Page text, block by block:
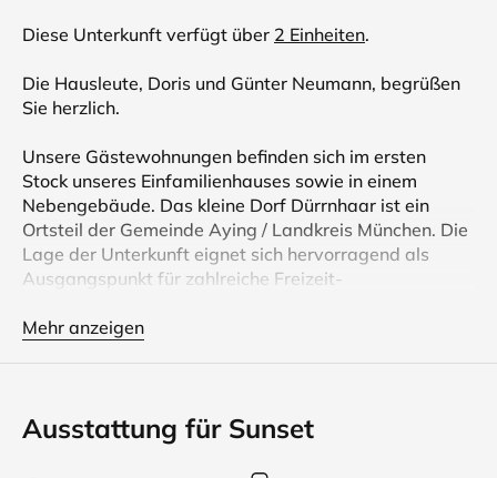
Diese Unterkunft verfügt über 2 Einheiten.
Die Hausleute, Doris und Günter Neumann, begrüßen
Sie herzlich.
Unsere Gästewohnungen befinden sich im ersten
Stock unseres Einfamilienhauses sowie in einem
Nebengebäude. Das kleine Dorf Dürrnhaar ist ein
Ortsteil der Gemeinde Aying / Landkreis München. Die
Lage der Unterkunft eignet sich hervorragend als
Ausgangspunkt für zahlreiche Freizeit-
Radtouren sowie Messe- oder Stadtbesuche.
München, kann man den Abend in ländlicher
Umgebung ausklingen lassen.
Mehr anzeigen
Ausstattung für Sunset